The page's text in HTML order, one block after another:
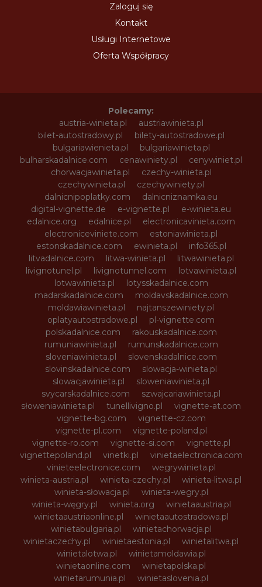
Zaloguj się
Kontakt
Usługi Internetowe
Oferta Współpracy
Polecamy:
austria-winieta.pl
austriawinieta.pl
bilet-autostradowy.pl
bilety-autostradowe.pl
bulgariawienieta.pl
bulgariawinieta.pl
bulharskadalnice.com
cenawiniety.pl
cenywiniet.pl
chorwacjawinieta.pl
czechy-winieta.pl
czechywinieta.pl
czechywiniety.pl
dalnicnipoplatky.com
dalnicniznamka.eu
digital-vignette.de
e-vignette.pl
e-winieta.eu
edalnice.org
edalnice.pl
electronicavinieta.com
electroniceviniete.com
estoniawinieta.pl
estonskadalnice.com
ewinieta.pl
info365.pl
litvadalnice.com
litwa-winieta.pl
litwawinieta.pl
livignotunel.pl
livignotunnel.com
lotvawinieta.pl
lotwawinieta.pl
lotysskadalnice.com
madarskadalnice.com
moldavskadalnice.com
moldawiawinieta.pl
najtanszewiniety.pl
oplatyautostradowe.pl
pl-vignette.com
polskadalnice.com
rakouskadalnice.com
rumuniawinieta.pl
rumunskadalnice.com
sloveniawinieta.pl
slovenskadalnice.com
slovinskadalnice.com
slowacja-winieta.pl
slowacjawinieta.pl
sloweniawinieta.pl
svycarskadalnice.com
szwajcariawinieta.pl
słoweniawinieta.pl
tunellivigno.pl
vignette-at.com
vignette-bg.com
vignette-cz.com
vignette-pl.com
vignette-poland.pl
vignette-ro.com
vignette-si.com
vignette.pl
vignettepoland.pl
vinetki.pl
vinietaelectronica.com
vinieteelectronice.com
wegrywinieta.pl
winieta-austria.pl
winieta-czechy.pl
winieta-litwa.pl
winieta-słowacja.pl
winieta-wegry.pl
winieta-węgry.pl
winieta.org
winietaaustria.pl
winietaaustriaonline.pl
winietaautostradowa.pl
winietabulgaria.pl
winietachorwacja.pl
winietaczechy.pl
winietaestonia.pl
winietalitwa.pl
winietalotwa.pl
winietamoldawia.pl
winietaonline.com
winietapolska.pl
winietarumunia.pl
winietaslovenia.pl